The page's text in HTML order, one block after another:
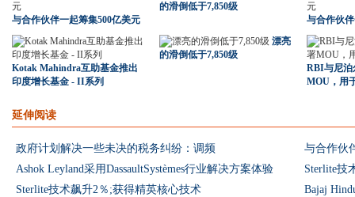
与合作伙伴一起筹集500亿美元
的滑倒低于7,850级
与合作伙
Kotak Mahindra互助基金推出
印度增长基金 - II系列
漂亮
的滑倒低于7,850级
RBI与尼泊
MOU，用
延伸阅读
政府计划解决一些未决的税务纠纷：调频
与合作伙
Ashok Leyland采用DassaultSystèmes行业解决方案体验
Sterlite技
Sterlite技术飙升2％;获得精英核心技术
Bajaj